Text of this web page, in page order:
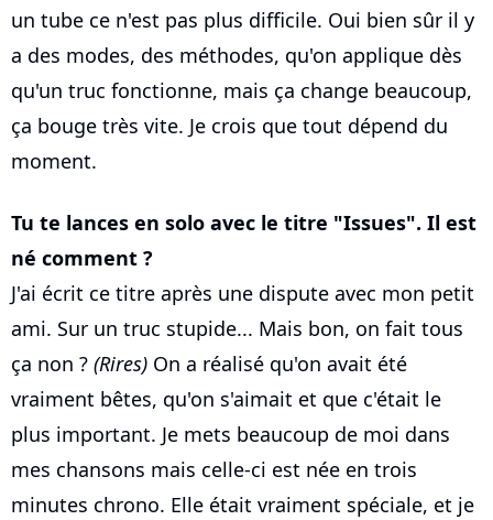
un tube ce n'est pas plus difficile. Oui bien sûr il y
a des modes, des méthodes, qu'on applique dès
qu'un truc fonctionne, mais ça change beaucoup,
ça bouge très vite. Je crois que tout dépend du
moment.
Tu te lances en solo avec le titre "Issues". Il est
né comment ?
J'ai écrit ce titre après une dispute avec mon petit
ami. Sur un truc stupide... Mais bon, on fait tous
ça non ? (Rires) On a réalisé qu'on avait été
vraiment bêtes, qu'on s'aimait et que c'était le
plus important. Je mets beaucoup de moi dans
mes chansons mais celle-ci est née en trois
minutes chrono. Elle était vraiment spéciale, et je